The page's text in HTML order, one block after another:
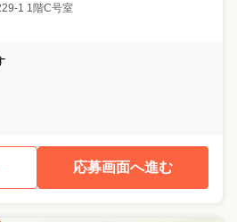
1 1階C号室
応募画面へ進む